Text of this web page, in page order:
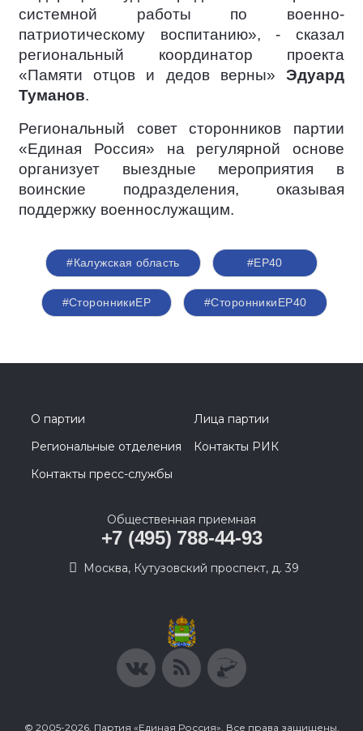
системной работы по военно-
патриотическому воспитанию», - сказал
региональный координатор проекта
«Памяти отцов и дедов верны» Эдуард
Туманов.
Региональный совет сторонников партии
«Единая Россия» на регулярной основе
организует выездные мероприятия в
воинские подразделения, оказывая
поддержку военнослужащим.
#Калужская область #ЕР40
#СторонникиЕР #СторонникиЕР40
О партии
Лица партии
Региональные отделения
Контакты РИК
Контакты пресс-службы
Общественная приемная
+7 (495) 788-44-93
Москва, Кутузовский проспект, д. 39
© 2005-2026, Партия «Единая Россия». Все права защищены.